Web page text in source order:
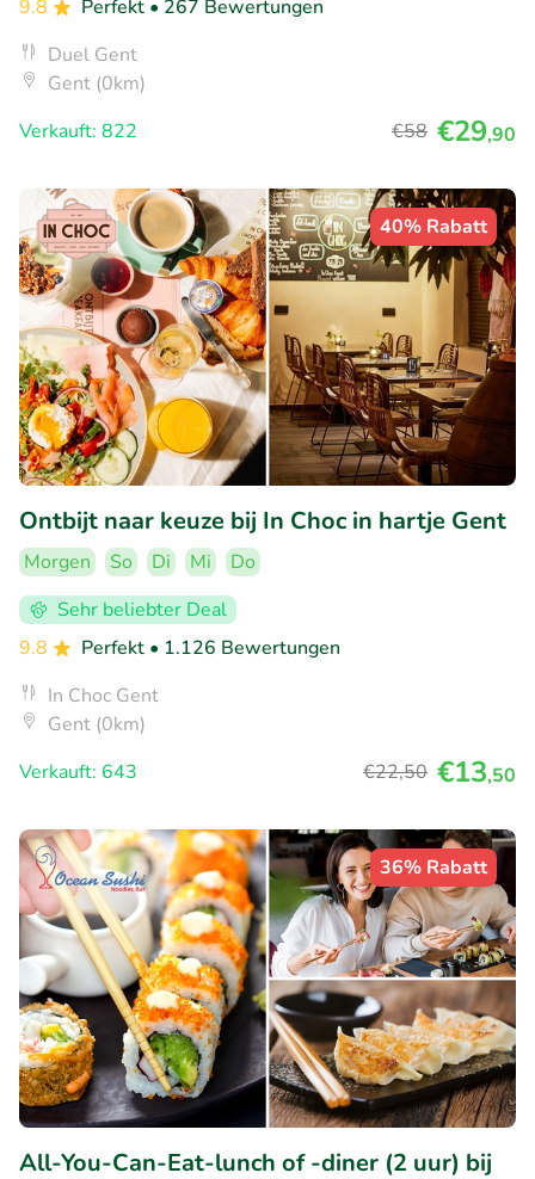
9.8
Perfekt • 267 Bewertungen
Duel Gent
Gent (0km)
Verkauft: 822
€58 €29,90
40% Rabatt
Ontbijt naar keuze bij In Choc in hartje Gent
Morgen So Di Mi
Do
Sehr beliebter Deal
9.8
Perfekt • 1.126 Bewertungen
In Choc Gent
Gent (0km)
Verkauft: 643
€22,50 €13,50
36% Rabatt
All-You-Can-Eat-lunch of -diner (2 uur) bij